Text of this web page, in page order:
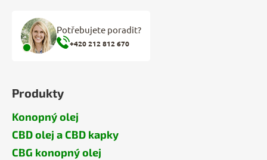
Potřebujete poradit?
+420 212 812 670
Produkty
Konopný olej
CBD olej a CBD kapky
CBG konopný olej